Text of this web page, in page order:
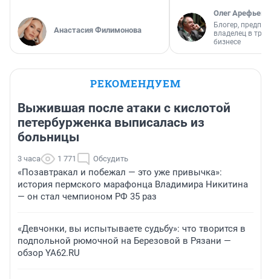
Анастасия Филимонова
Олег Арефьев
Блогер,
владелец в
бизнесе
РЕКОМЕНДУЕМ
Выжившая после атаки с кислотой
петербурженка выписалась из
больницы
3 часа 1 771 Обсудить
«Позавтракал и побежал — это уже привычка»:
история пермского марафонца Владимира Никитина
— он стал чемпионом РФ 35 раз
«Девчонки, вы испытываете судьбу»: что творится в
подпольной рюмочной на Березовой в Рязани —
обзор YA62.RU